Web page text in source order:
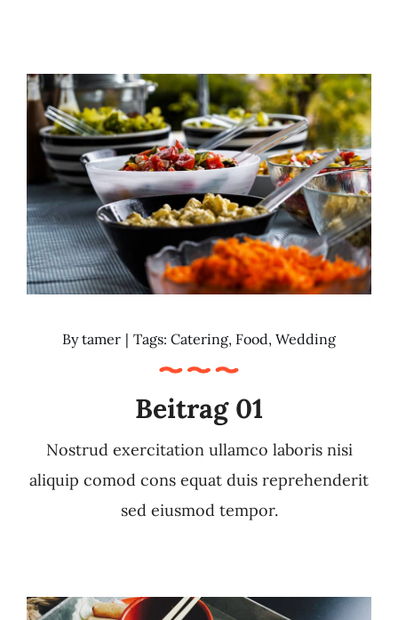
Bytamer | Tags: Catering, Food, Wedding
Beitrag 01
Nostrud exercitation ullamco laboris nisi
aliquip comod cons equat duis reprehenderit
sed eiusmod tempor.